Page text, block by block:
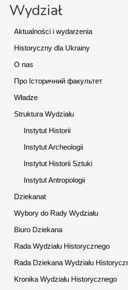
Wydział
Aktualności i wydarzenia
Historyczny dla Ukrainy
O nas
Про Історичний факультет
Władze
Struktura Wydziału
Instytut Historii
Instytut Archeologii
Instytut Historii Sztuki
Instytut Antropologii
Dziekanat
Wybory do Rady Wydziału
Biuro Dziekana
Rada Wydziału Historycznego
Rada Dziekana Wydziału
Kronika Wydziału Historycznego